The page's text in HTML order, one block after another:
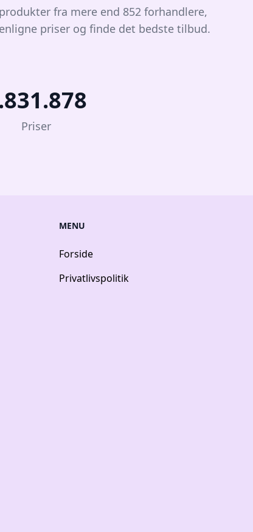
fra mere end 852 forhandlere,
priser og finde det bedste tilbud.
Priser
MENU
Forside
Privatlivspolitik